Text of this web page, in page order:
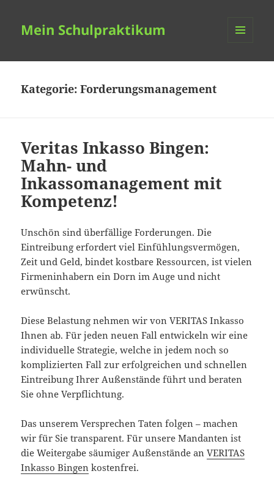
Mein Schulpraktikum
Kategorie:Forderungsmanagement
Veritas Inkasso Bingen:
Mahn- und
Inkassomanagement mit
Kompetenz!
Unschön sind überfällige Forderungen. Die
Eintreibung erfordert viel Einfühlungsvermögen,
Zeit und Geld, bindet kostbare Ressourcen, ist vielen
Firmeninhabern ein Dorn im Auge und nicht
erwünscht.
Diese Belastung nehmen wir von VERITAS Inkasso
Ihnen ab. Für jeden neuen Fall entwickeln wir eine
individuelle Strategie, welche in jedem noch so
komplizierten Fall zur erfolgreichen und schnellen
Eintreibung Ihrer Außenstände führt und beraten
Sie ohne Verpflichtung.
Das unserem Versprechen Taten folgen – machen
wir für Sie transparent. Für unsere Mandanten ist
die Weitergabe säumiger Außenstände anVERITAS
Inkasso Bingen kostenfrei.